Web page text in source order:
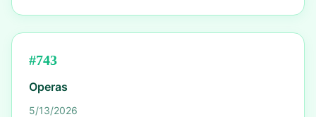
#743
Operas
5/13/2026